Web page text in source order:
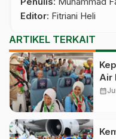
Editor: Fitriani Heli
ARTIKEL TERKAIT
Air
calendar_month